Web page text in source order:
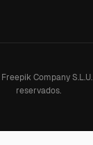
Freepik Company S.L.U.
reservados.